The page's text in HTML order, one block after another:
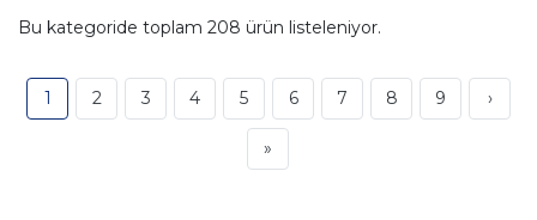
Bu kategoride toplam 208 ürün listeleniyor.
1 2 3 4 5 6 7 8 9 ›
»